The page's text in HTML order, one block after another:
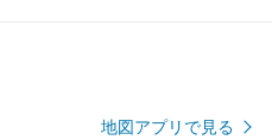
地図アプリで見る